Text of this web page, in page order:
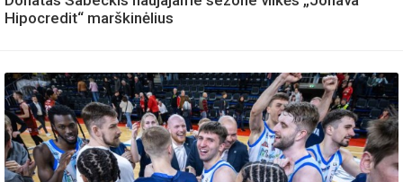
Hipocredit“ marškinėlius